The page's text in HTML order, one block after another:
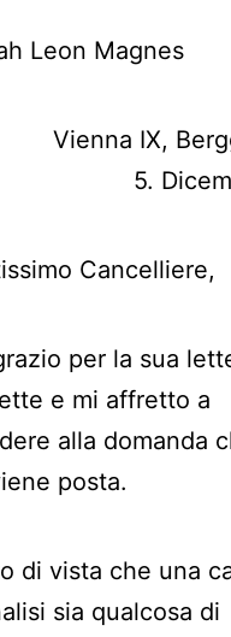
Leon Magnes
Vienna IX,
5.
Cancelliere,
per la sua
e mi affretto a
alla domanda
posta.
di vista che una
sia qualcosa di